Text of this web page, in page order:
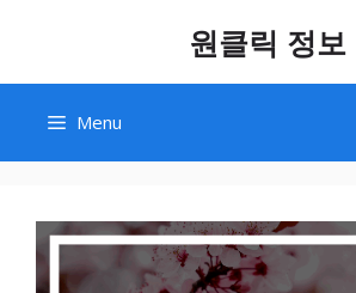
content
원클릭 정보
Menu